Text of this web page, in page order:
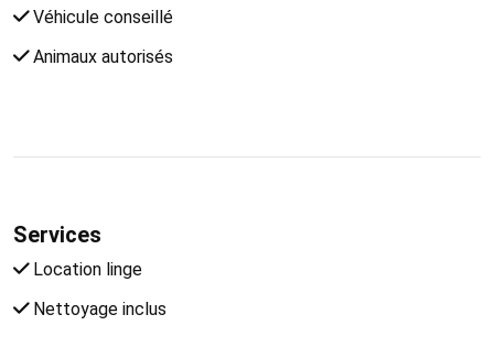
Véhicule conseillé
Animaux autorisés
Services
Location linge
Nettoyage inclus